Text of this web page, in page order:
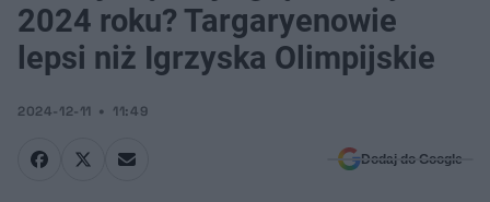
2024 roku? Targaryenowie
lepsi niż Igrzyska Olimpijskie
2024-12-11 11:49
Dodaj do Google